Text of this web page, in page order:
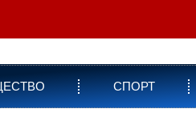
СПОРТ